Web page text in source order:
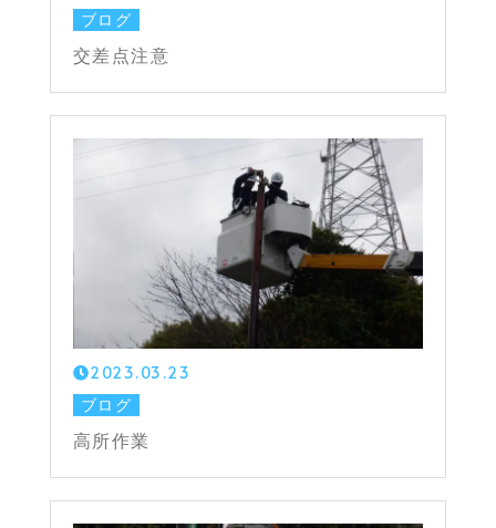
ブログ
交差点注意
2023.03.23
ブログ
高所作業